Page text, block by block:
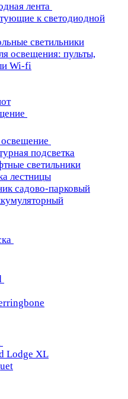
лента
к светодиодной
светильники
освещения: пульты,
Wi-fi
подсветка
светильники
лестницы
садово-парковый
Lodge XL